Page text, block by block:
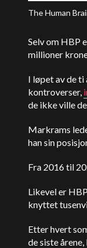
The Human
Selv om HBP
millioner
I løpet av de
kontroverser,
de ikke ville
Markrams
han sin
Fra 2016 til
Likevel er
knyttet
Etter hvert
de siste